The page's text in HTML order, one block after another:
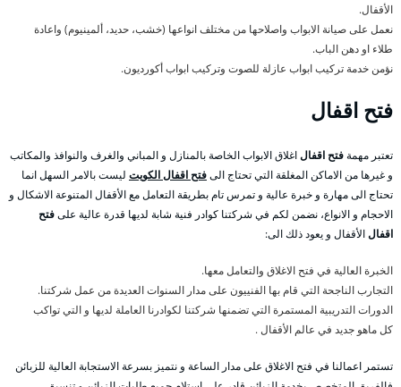
الأقفال.
نعمل على صيانة الابواب واصلاحها من مختلف انواعها (خشب، حديد، ألمينيوم) واعادة
طلاء او دهن الباب.
نؤمن خدمة تركيب ابواب عازلة للصوت وتركيب ابواب أكورديون.
فتح اقفال
تعتبر مهمةفتح اقفالاغلاق الابواب الخاصة بالمنازل و المباني والغرف والنوافذ والمكاتب
و غيرها من الاماكن المغلقة التي تحتاج الىفتح اقفال الكويت ليست بالامر السهل انما
تحتاج الى مهارة و خبرة عالية و تمرس تام بطريقة التعامل مع الأقفال المتنوعة الاشكال و
الاحجام و الانواع، نضمن لكم في شركتنا كوادر فنية شابة لديها قدرة عالية علىفتح
اقفالالأقفال و يعود ذلك الى:
الخبرة العالية في فتح الاغلاق والتعامل معها.
التجارب الناجحة التي قام بها الفنييون على مدار السنوات العديدة من عمل شركتنا.
الدورات التدريبية المستمرة التي تضمنها شركتنا لكوادرنا العاملة لديها و التي تواكب
كل ماهو جديد في عالم الأقفال .
تستمر اعمالنا في فتح الاغلاق على مدار الساعة و نتميز بسرعة الاستجابة العالية للزبائن